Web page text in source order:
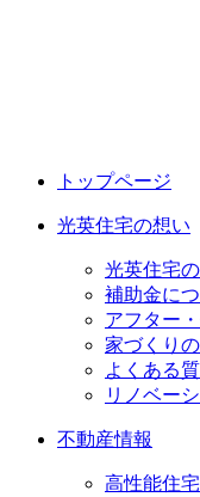
トップページ
光英住宅の想い
光英住宅
補助金に
アフター
家づくり
よくある
リノベー
不動産情報
高性能住宅